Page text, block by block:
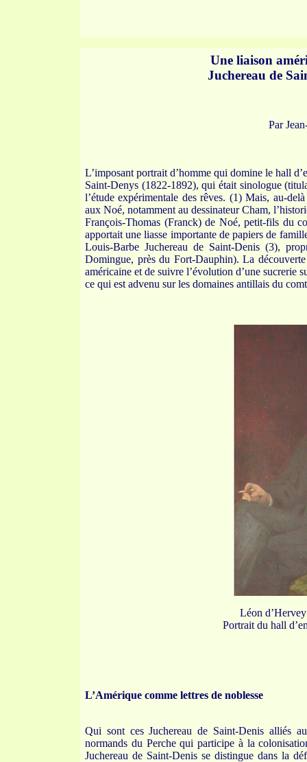
Une liaison
Juchereau de
Par
L’imposant portrait d’homme qui domine le hall
Saint-Denys (1822-1892), qui était sinologue
l’étude expérimentale des rêves. (1) Mais, au-
aux Noé, notamment au dessinateur Cham,
François-Thomas (Franck) de Noé, petit-fils du
apportait une liasse importante de papiers de
Louis-Barbe Juchereau de Saint-Denis (3),
Domingue, près du Fort-Dauphin). La
américaine et de suivre l’évolution d’une sucrerie
ce qui est advenu sur les domaines antillais du
Léon
Portrait du hall
L’Amérique comme lettres de noblesse
Qui sont ces Juchereau de Saint-Denis alliés
normands du Perche qui participe à la
Juchereau de Saint-Denis se distingue dans la